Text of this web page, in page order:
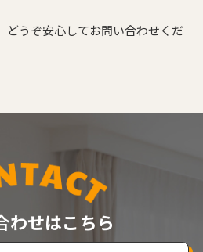
どうぞ安心してお問い合わせくだ
わせはこちら